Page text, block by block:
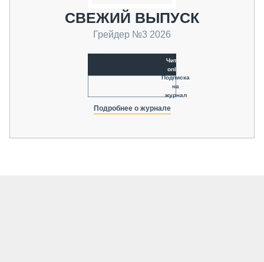
СВЕЖИЙ ВЫПУСК
Грейдер №3 2026
Читать
online
Подписка
на
журнал
Подробнее о журнале